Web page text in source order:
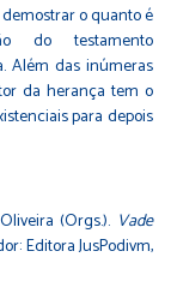
o quanto é
do testamento
Além das inúmeras
da herança tem o
para depois
(Orgs.). Vade
Editora JusPodivm,